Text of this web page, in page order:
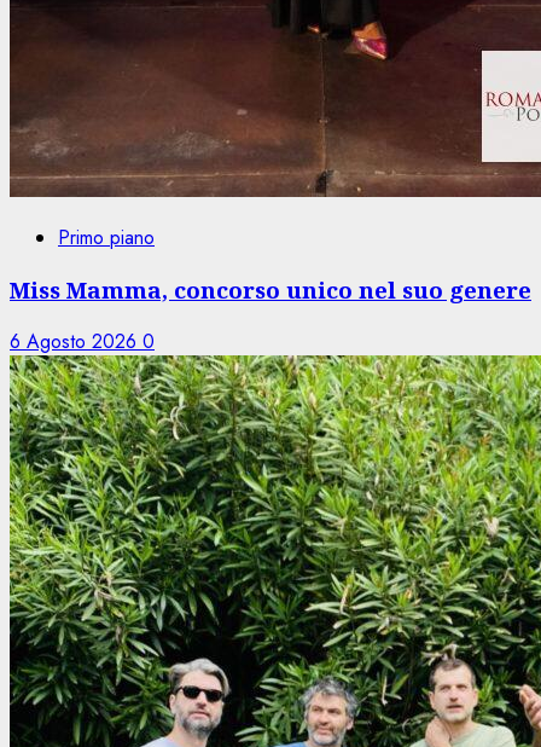
Primo piano
Miss Mamma, concorso unico nel suo genere
6 Agosto 2026 0